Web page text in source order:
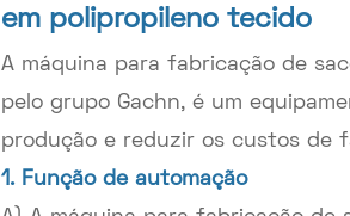
em polipropileno tecido
A máquina para fabricação de
pelo grupo Gachn, é um
produção e reduzir os custos de
1. Função de automação